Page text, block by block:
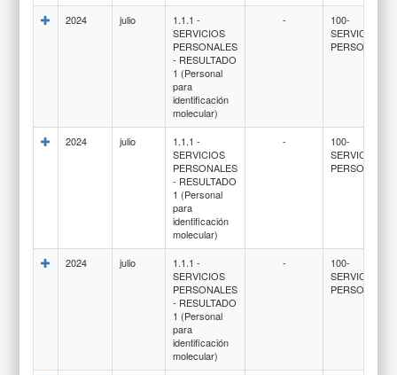
2024 julio
1.1.1 -
SERVICIOS
PERSONALES
- RESULTADO
1 (Personal
para
identificación
molecular)
-
100-
SERVICIOS
PERSONALES
2024 julio
1.1.1 -
SERVICIOS
PERSONALES
- RESULTADO
1 (Personal
para
identificación
molecular)
-
100-
SERVICIOS
PERSONALES
2024 julio
1.1.1 -
SERVICIOS
PERSONALES
- RESULTADO
1 (Personal
para
identificación
molecular)
-
100-
SERVICIOS
PERSONALES